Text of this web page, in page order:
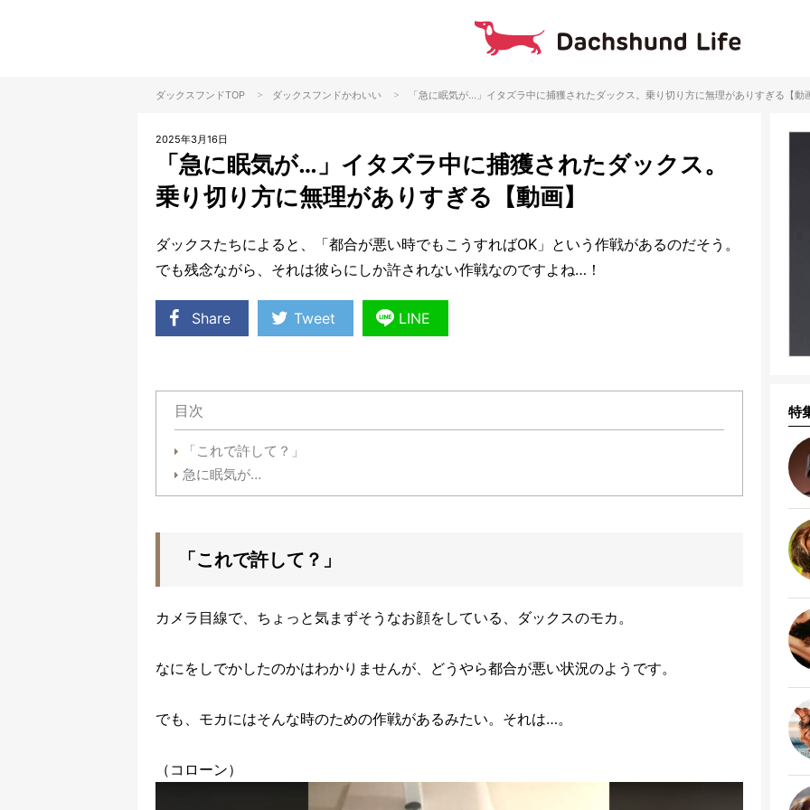
ダックスフンドTOP > ダックスフンドかわいい > 「急に眠気が…」イタズラ中に捕獲されたダックス。乗り切り方に無理がありすぎる【動
2025年3月16日
「急に眠気が…」イタズラ中に捕獲されたダックス。
乗り切り方に無理がありすぎる【動画】
ダックスたちによると、「都合が悪い時でもこうすればOK」という作戦があるのだそう。
でも残念ながら、それは彼らにしか許されない作戦なのですよね…！
Share Tweet LINE
目次
「これで許して？」
急に眠気が…
「これで許して？」
カメラ目線で、ちょっと気まずそうなお顔をしている、ダックスのモカ。
なにをしでかしたのかはわかりませんが、どうやら都合が悪い状況のようです。
でも、モカにはそんな時のための作戦があるみたい。それは…。
（コローン）
特